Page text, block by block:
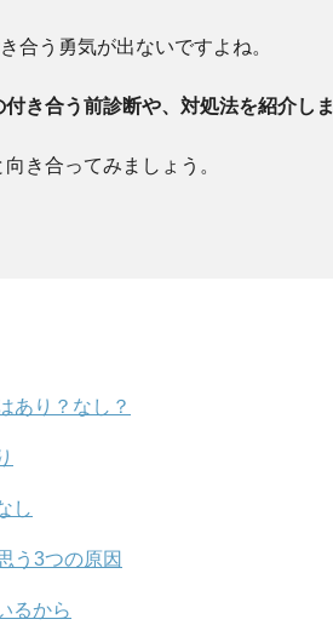
合う勇気が出ないですよね。
き合う前診断や、対処法を紹介し
き合ってみましょう。
あり？なし？
し
う3つの原因
るから